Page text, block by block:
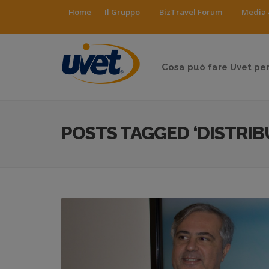
Home Il Gruppo BizTravel Forum Media
Cosa può fare Uvet
POSTS TAGGED